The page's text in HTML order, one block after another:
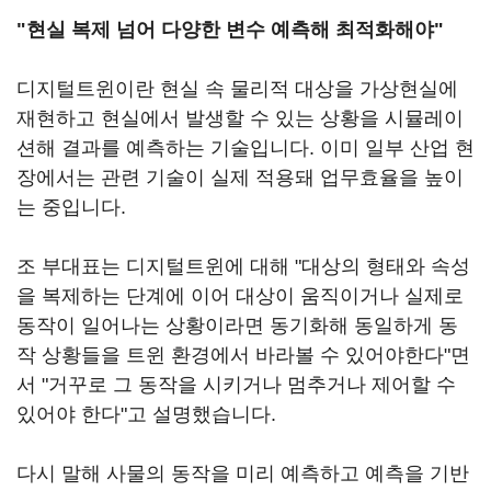
"현실 복제 넘어 다양한 변수 예측해 최적화해야"
디지털트윈이란 현실 속 물리적 대상을 가상현실에
재현하고 현실에서 발생할 수 있는 상황을 시뮬레이
션해 결과를 예측하는 기술입니다. 이미 일부 산업 현
장에서는 관련 기술이 실제 적용돼 업무효율을 높이
는 중입니다.
조 부대표는 디지털트윈에 대해 "대상의 형태와 속성
을 복제하는 단계에 이어 대상이 움직이거나 실제로
동작이 일어나는 상황이라면 동기화해 동일하게 동
작 상황들을 트윈 환경에서 바라볼 수 있어야한다"면
서 "거꾸로 그 동작을 시키거나 멈추거나 제어할 수
있어야 한다"고 설명했습니다.
다시 말해 사물의 동작을 미리 예측하고 예측을 기반